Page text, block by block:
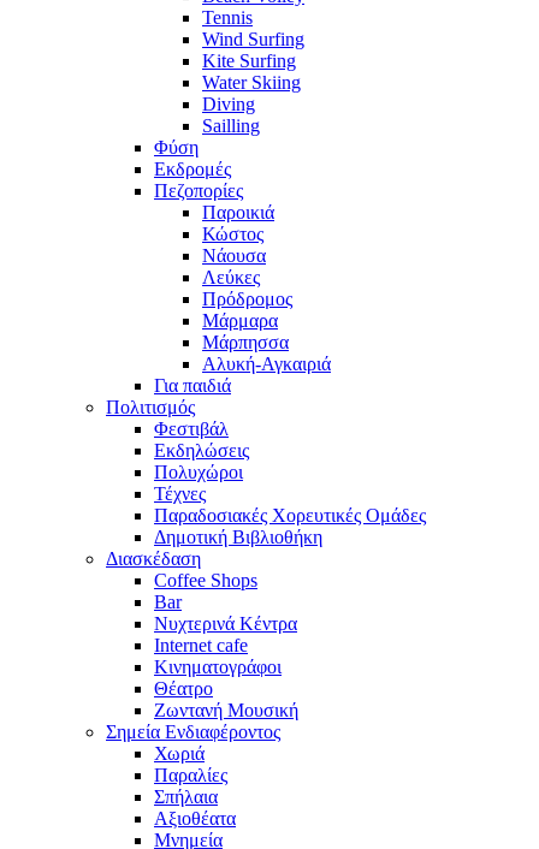
Tennis
Wind Surfing
Kite Surfing
Water Skiing
Diving
Sailling
Φύση
Εκδρομές
Πεζοπορίες
Παροικιά
Κώστος
Νάουσα
Λεύκες
Πρόδρομος
Μάρμαρα
Μάρπησσα
Αλυκή-Αγκαιριά
Για παιδιά
Πολιτισμός
Φεστιβάλ
Εκδηλώσεις
Πολυχώροι
Τέχνες
Παραδοσιακές Χορευτικές Ομάδες
Δημοτική Βιβλιοθήκη
Διασκέδαση
Coffee Shops
Bar
Νυχτερινά Κέντρα
Internet cafe
Κινηματογράφοι
Θέατρο
Ζωντανή Μουσική
Σημεία Ενδιαφέροντος
Χωριά
Παραλίες
Σπήλαια
Αξιοθέατα
Μνημεία